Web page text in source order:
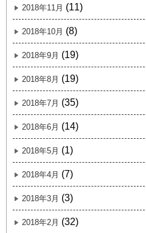
2018年11月 (11)
2018年10月 (8)
2018年9月 (19)
2018年8月 (19)
2018年7月 (35)
2018年6月 (14)
2018年5月 (1)
2018年4月 (7)
2018年3月 (3)
2018年2月 (32)